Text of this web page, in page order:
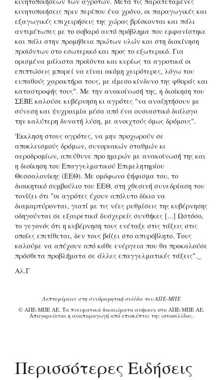
κινητοποιήσεις πριν περίπου ένα χρόνο, οι παραγωγικές και
εξαγωγικές επιχειρήσεις της χώρας βρίσκονται και πάλι
αντιμέτωπες με το σοβαρό αυτό πρόβλημα που εμφανίστηκε
και πάλι στην προμήθεια πρώτων υλών και στη διακίνηση
προϊόντων στο εσωτερικό και προς το εξωτερικό. Για
ορισμένα μάλιστα προϊόντα και κυρίως τα αγροτικά οι
επιπτώσεις μπορεί να είναι ακόμη χειρότερες, λόγω του
ευπαθούς χαρακτήρα τους, με άμεσο κίνδυνο της φθοράς και
καταστροφής τους". Με την ανακοίνωσή της, η διοίκηση του
ΣΕΒΕ καλούσε κυβέρνηση κι αγρότες "να αναζητήσουν με
σύνεση και ψυχραιμία μέσα από ένα ουσιαστικό διάλογο
την καλύτερη δυνατή λύση, με ανοιχτούς όμως δρόμους".
'Εκκληση στους αγρότες, να μην προχωρούν σε
αποκλεισμούς δρόμων, συνοριακών σταθμών κι
αεροδρομίων, απεύθυνε προ ημερών με ανακοίνωσή της και
η διοίκηση του Επαγγελματικού Επιμελητηρίου
Θεσσαλονίκης (ΕΕΘ). Με ομόφωνο ψήφισμα του, το
διοικητικό συμβούλιο του ΕΕΘ, στη χθεσινή συνεδρίαση του
τονίζει ότι "οι αγρότες έχουν απόλυτο δίκιο να
διαμαρτύρονται, γιατί με τις νέες ρυθμίσεις της κυβέρνησης
οδηγούνται σε εξαιρετικά δυσχερείς συνθήκες [...] Ωστόσο,
το γεγονός ότι η κυβέρνηση τους ενέταξε στις τάξεις στις
οποίες επιτίθεται, δεν τους βάζει στο απυρόβλητο. Τους
καλούμε να απέχουν από κάθε ενέργεια που θα προκαλούσε
πρόσθετα προβλήματα σε άλλες επαγγελματικές τάξεις"._
Αλ.Γ
Λεπτομέρειες στη συνδρομητική σελίδα του ΑΠΕ-ΜΠΕ
© ΑΠΕ-ΜΠΕ ΑΕ. Τα πνευματικά δικαιώματα ανήκουν στο ΑΠΕ-ΜΠΕ ΑΕ.
Απαγορεύεται η αναπαραγωγή από επισκέπτες της ιστοσελίδας.
Περισσότερες Ειδήσεις